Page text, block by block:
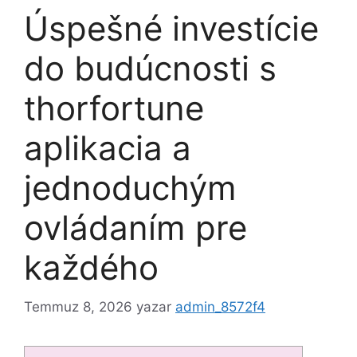
Úspešné investície
do budúcnosti s
thorfortune
aplikacia a
jednoduchým
ovládaním pre
každého
Temmuz 8, 2026 yazar admin_8572f4